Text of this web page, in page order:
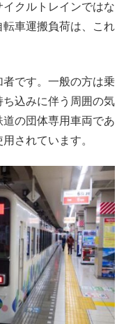
クルトレインではな
転車運搬負荷は、これ
です。一般の方は乗
込みに伴う周囲の気
の団体専用車両であ
されています。